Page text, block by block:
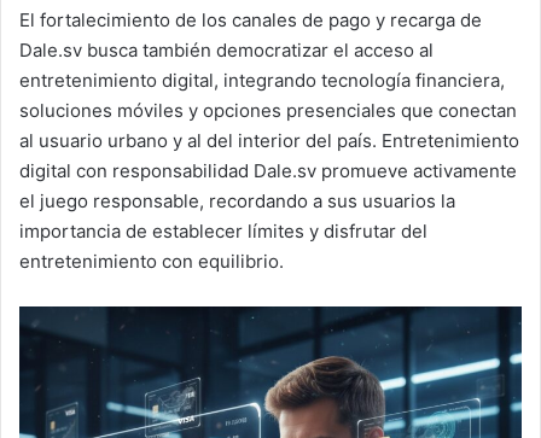
El fortalecimiento de los canales de pago y recarga de
Dale.sv busca también democratizar el acceso al
entretenimiento digital, integrando tecnología financiera,
soluciones móviles y opciones presenciales que conectan
al usuario urbano y al del interior del país. Entretenimiento
digital con responsabilidad Dale.sv promueve activamente
el juego responsable, recordando a sus usuarios la
importancia de establecer límites y disfrutar del
entretenimiento con equilibrio.